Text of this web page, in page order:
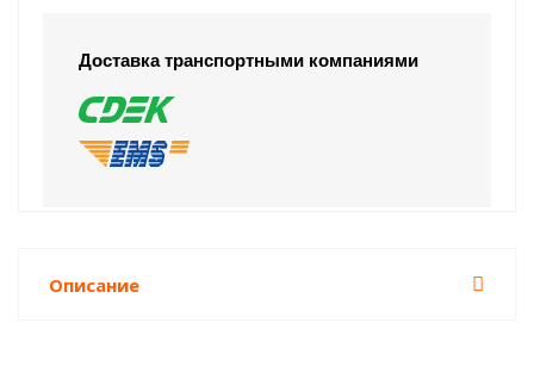
Доставка транспортными компаниями
Описание